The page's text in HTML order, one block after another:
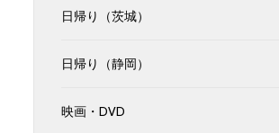
日帰り（茨城）
日帰り（静岡）
映画・DVD